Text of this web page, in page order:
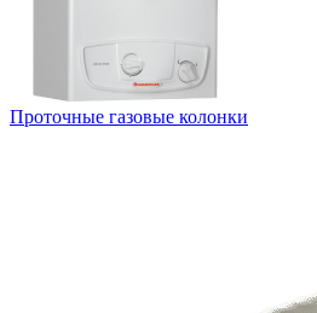
Проточные газовые колонки